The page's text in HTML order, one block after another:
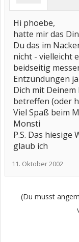
Hi phoebe,
hatte mir das
Du das im
nicht - vielleicht
beidseitig
Entzündungen
Dich mit
betreffen (oder
Viel Spaß beim
Monsti
P.S. Das
glaub ich
11. Oktober 2002
(Du musst